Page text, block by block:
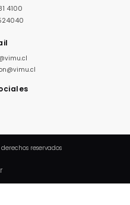
4100
reservados